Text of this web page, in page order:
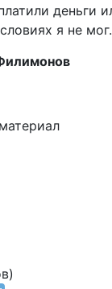
деньги
я не